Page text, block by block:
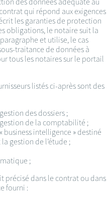
des données adéquate au
qui répond aux exigences
les garanties de protection
obligations, le notaire suit la
et utilise, le cas
traitance de données à
tous les notaires sur le portail
listés ci-après sont des
des dossiers ;
de la comptabilité ;
business intelligence » destiné
gestion de l’étude ;
;
précisé dans le contrat ou dans
fourni :